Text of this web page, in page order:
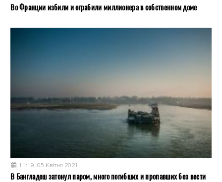
Во Франции избили и ограбили миллионера в собственном доме
11:19, 05 Квітня 2021
В Бангладеш затонул паром, много погибших и пропавших без вести